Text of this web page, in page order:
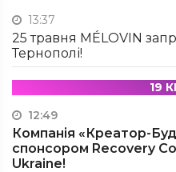
13:37
25 травня MÉLOVIN
Тернополі!
19
12:49
Компанія «Креатор-
спонсором Recovery
Ukraine!